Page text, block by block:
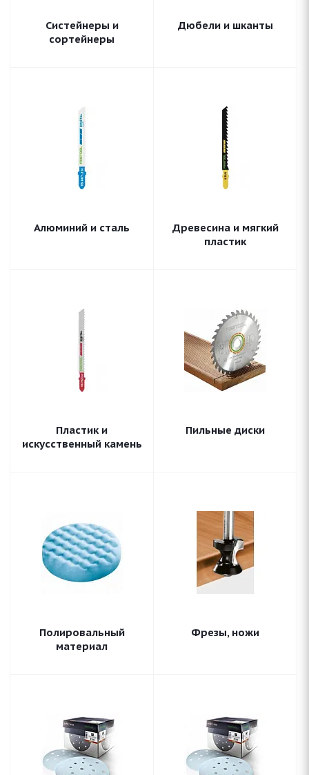
Систейнеры и
сортейнеры
Дюбели и шканты
Алюминий и сталь
Древесина и мягкий
пластик
Пластик и
искусственный камень
Пильные диски
Полировальный
материал
Фрезы, ножи